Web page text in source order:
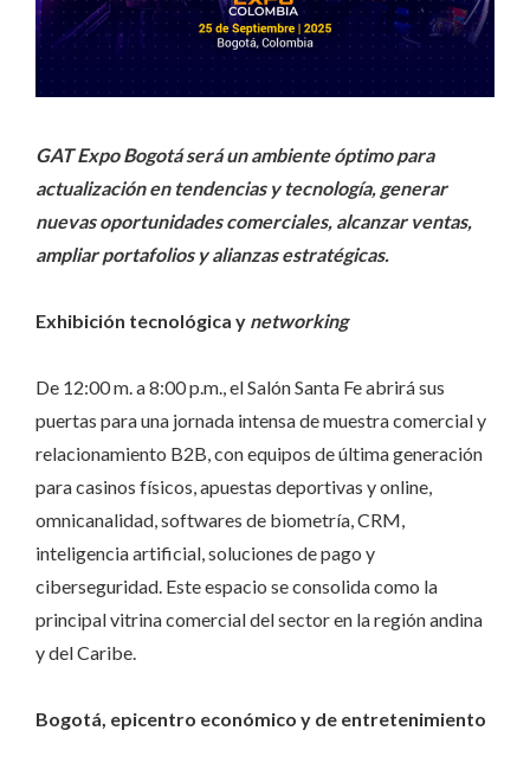
GAT Expo Bogotá será un ambiente óptimo para
actualización en tendencias y tecnología, generar
nuevas oportunidades comerciales, alcanzar ventas,
ampliar portafolios y alianzas estratégicas.
Exhibición tecnológica y networking
De 12:00 m. a 8:00 p.m., el Salón Santa Fe abrirá sus
puertas para una jornada intensa de muestra comercial y
relacionamiento B2B, con equipos de última generación
para casinos físicos, apuestas deportivas y online,
omnicanalidad, softwares de biometría, CRM,
inteligencia artificial, soluciones de pago y
ciberseguridad. Este espacio se consolida como la
principal vitrina comercial del sector en la región andina
y del Caribe.
Bogotá, epicentro económico y de entretenimiento